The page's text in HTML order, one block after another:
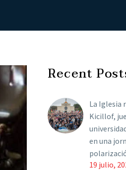
Recent
La Iglesia
Kicillof,
en una
19 julio,